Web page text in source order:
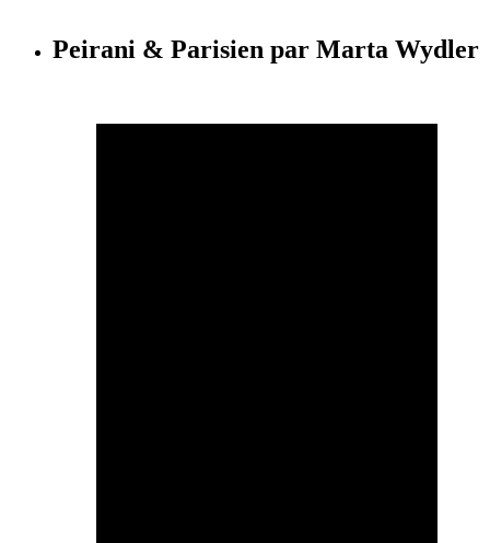
Peirani & Parisien par Marta Wydler